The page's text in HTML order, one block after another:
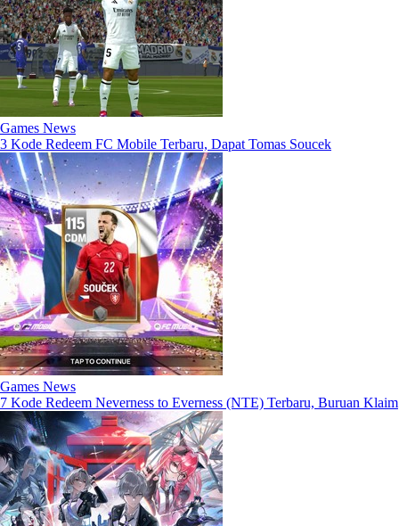
Games News
3 Kode Redeem FC Mobile Terbaru, Dapat Tomas Soucek
Games News
7 Kode Redeem Neverness to Everness (NTE) Terbaru, Buruan Klaim